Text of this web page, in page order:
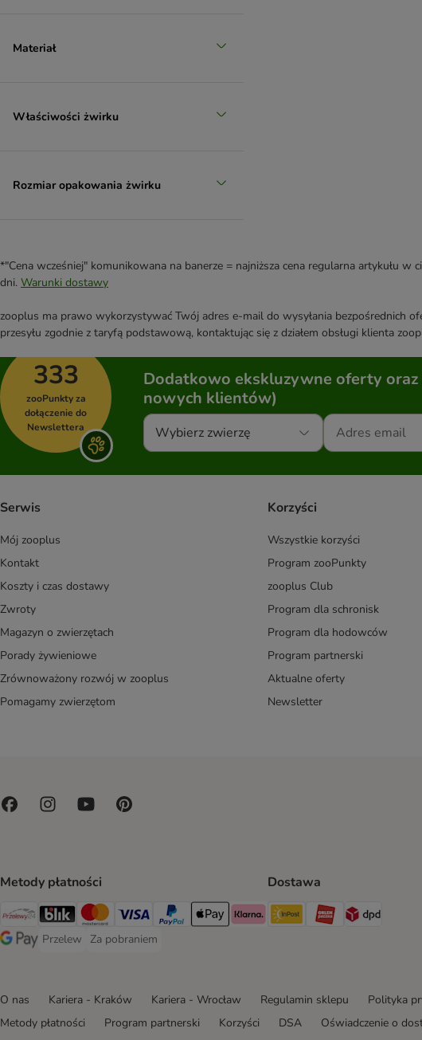
Materiał
Właściwości żwirku
Rozmiar opakowania żwirku
*"Cena wcześniej" komunikowana na banerze = najniższa cena regularna artykułu w
dni. Warunki dostawy
zooplus ma prawo wykorzystywać Twój adres e-mail do wysyłania bezpośrednich
przesyłu zgodnie z taryfą podstawową, kontaktując się z działem obsługi klienta
333
zooPunkty za
dołączenie do
Newslettera
Dodatkowo ekskluzywne oferty
nowych klientów)
Wybierz zwierzę
Serwis
Mój zooplus
Kontakt
Koszty i czas dostawy
Zwroty
Magazyn o zwierzętach
Porady żywieniowe
Zrównoważony rozwój w zooplus
Pomagamy zwierzętom
Korzyści
Wszystkie korzyści
Program zooPunkty
zooplus Club
Program dla schronisk
Program dla hodowców
Program partnerski
Aktualne oferty
Newsletter
Metody płatności
Przelewy24 Payment Method
Blik Payment Method
MasterCard Payment Method
Visa Payment Method
PayPal Payment Method
Apple Pay Payment Method
Klarna Payment Method
Google Pay Payment Method
Przelew
Przelew Payment Method
Za pobraniem
Za pobraniem Payment Method
Dostawa
Paczkomat® Shipping
ORLEN Paczka
O nas Kariera - Kraków Kariera - Wrocław Regulamin sklepu Polityka
Metody płatności
Program partnerski Korzyści DSA Oświadczenie o